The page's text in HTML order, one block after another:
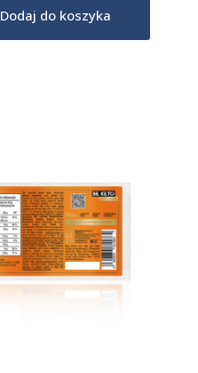
Dodaj do koszyka